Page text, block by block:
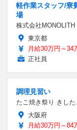
軽作業スタッフ/寮
場
株式会社MONOLITH
東京都
月給30万円～34
正社員
調理見習い
たこ焼き祭り きした
大阪府
月給30万円～84